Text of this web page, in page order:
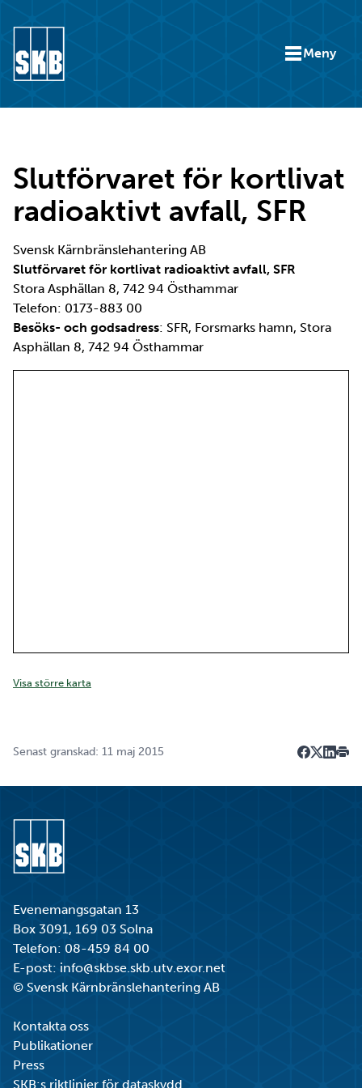
Meny
Slutförvaret för kortlivat
radioaktivt avfall, SFR
Svensk Kärnbränslehantering AB
Slutförvaret för kortlivat radioaktivt avfall, SFR
Stora Asphällan 8, 742 94 Östhammar
Telefon: 0173-883 00
Besöks- och godsadress: SFR, Forsmarks hamn, Stora
Asphällan 8, 742 94 Östhammar
Visa större karta
Senast granskad: 11 maj 2015
Evenemangsgatan 13
Box 3091, 169 03 Solna
Telefon: 08-459 84 00
E-post: info@skbse.skb.utv.exor.net
© Svensk Kärnbränslehantering AB
Kontakta oss
Publikationer
Press
SKB:s riktlinjer för dataskydd